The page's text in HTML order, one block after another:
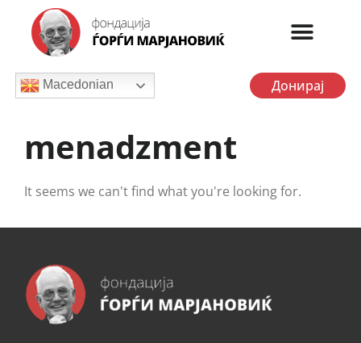
Macedonian Донирај
menadzment
It seems we can't find what you're looking for.